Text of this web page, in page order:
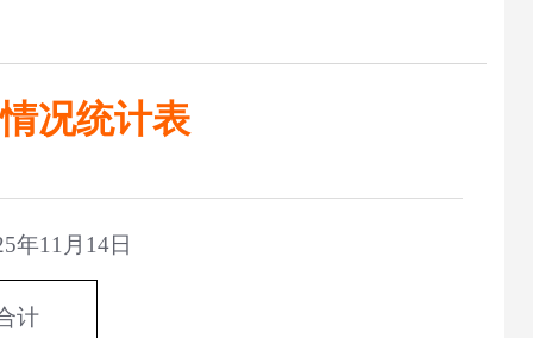
况统计表
11月14日
计